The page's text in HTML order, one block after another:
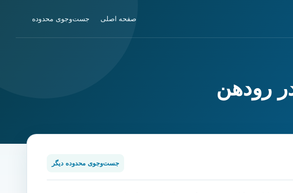
صفحه اصلی جست‌وجوی محدوده
رودهن
جست‌وجوی محدوده دیگر